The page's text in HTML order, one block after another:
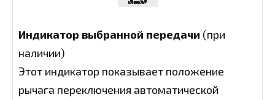
Индикатор выбранной передачи (при
наличии)
Этот индикатор показывает положение
рычага переключения автоматической